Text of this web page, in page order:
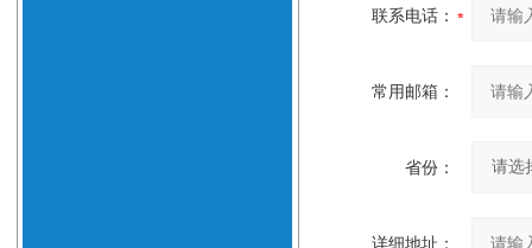
联系电话：
常用邮箱：
省份：
详细地址：